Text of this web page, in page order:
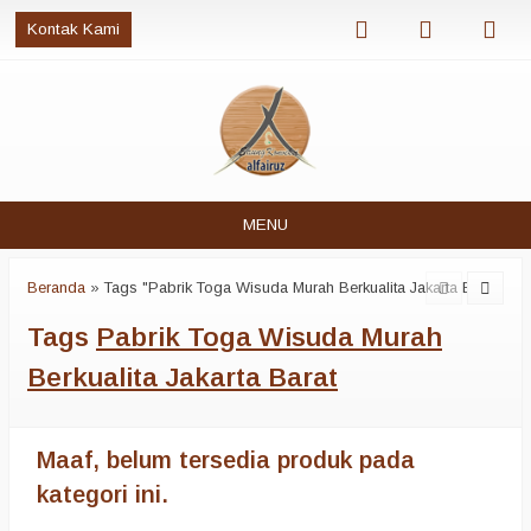
Kontak Kami
MENU
Beranda »Tags "Pabrik Toga Wisuda Murah Berkualita Jakarta Barat"
Tags Pabrik Toga Wisuda Murah
Berkualita Jakarta Barat
Maaf, belum tersedia produk pada
kategori ini.